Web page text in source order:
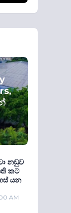
නඩුව
කට
යන
AM